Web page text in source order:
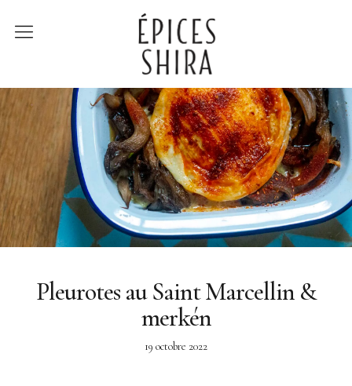
Épices Shira
Revenir à la boutique
Recettes
À la rencontre des
producteurs
Lumière sur…
Pleurotes au Saint Marcellin &
merkén
19 octobre 2022